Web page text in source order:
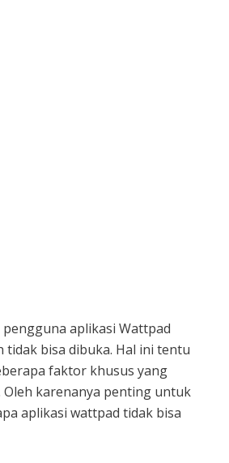
aplikasi Wattpad
tidak bisa dibuka. Hal ini tentu
faktor khusus yang
Oleh karenanya penting untuk
aplikasi wattpad tidak bisa